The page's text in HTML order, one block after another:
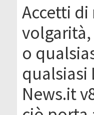
Accetti
o
qualsiasi
News.it